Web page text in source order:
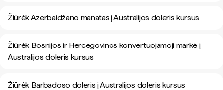
Žiūrėk Azerbaidžano manatas į Australijos doleris kursus
Žiūrėk Bosnijos ir Hercegovinos konvertuojamoji markė į
Australijos doleris kursus
Žiūrėk Barbadoso doleris į Australijos doleris kursus